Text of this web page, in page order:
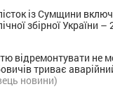
із Сумщини
збірної України –
відремонтувати не
триває
новини)